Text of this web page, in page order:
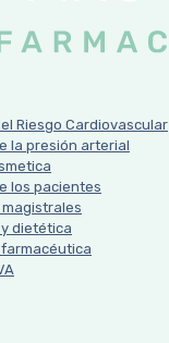
Riesgo Cardiovascular
la presión arterial
los pacientes
dietética